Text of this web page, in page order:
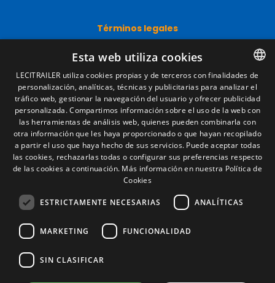
Términos legales
Política de privacidad
Política de cookies
Condiciones generales de venta
Gestionar cookies
Contacto
Camino de los Huertos, S/N. Apdo 100
50620 - Casetas (Zaragoza) SPAIN
+(34) 976 462 121
SPANISH
ENGLISH
FRENCH
ITALIAN
Esta web utiliza cookies
LECITRAILER utiliza cookies propias y de terceros con finalidades de
personalización, analíticas, técnicas y publicitarias para analizar el
tráfico web, gestionar la navegación del usuario y ofrecer publicidad
personalizada. Compartimos información sobre el uso de la web con
las herramientas de análisis web, quienes pueden combinarla con
otra información que les haya proporcionado o que hayan recopilado
a partir el uso que haya hecho de sus servicios. Puede aceptar todas
las cookies, rechazarlas todas o configurar sus preferencias respecto
de las cookies a continuación. Más información en nuestra Política de
Cookies
ESTRICTAMENTE NECESARIAS ANALÍTICAS
MARKETING FUNCIONALIDAD
SIN CLASIFICAR